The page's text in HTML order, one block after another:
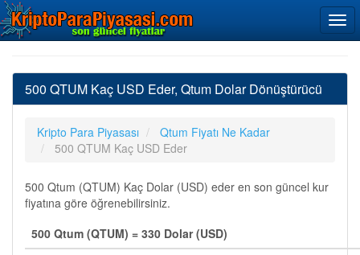
500 QTUM Kaç USD Eder, Qtum Dolar Dönüştürücü
Kripto Para Piyasası
Qtum Fiyatı Ne Kadar
500 QTUM Kaç USD Eder
500 Qtum (QTUM) Kaç Dolar (USD) eder en son güncel kur
fiyatına göre öğrenebilirsiniz.
500 Qtum (QTUM) = 330 Dolar (USD)